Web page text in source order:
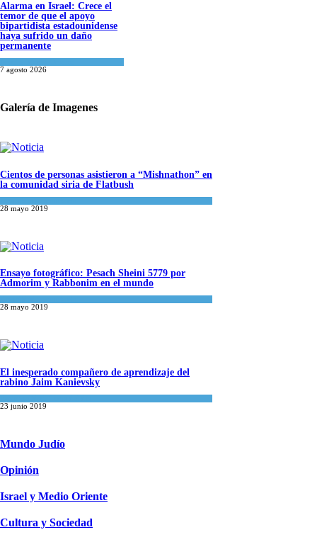
Alarma en Israel: Crece el
temor de que el apoyo
bipartidista estadounidense
haya sufrido un daño
permanente
7 agosto 2026
Galería de Imagenes
Cientos de personas asistieron a “Mishnathon” en
la comunidad siria de Flatbush
28 mayo 2019
Ensayo fotográfico: Pesach Sheini 5779 por
Admorim y Rabbonim en el mundo
28 mayo 2019
El inesperado compañero de aprendizaje del
rabino Jaim Kanievsky
23 junio 2019
Mundo Judío
Opinión
Israel y Medio Oriente
Cultura y Sociedad